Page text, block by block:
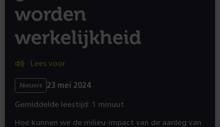
worden
werkelijkheid
Lees voor
Nieuws 23 mei 2024
Gemiddelde leestijd: 1 minuut
Hoe kunnen we de milieu-impact van de aanleg van